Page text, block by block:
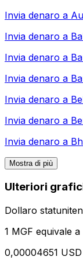
Invia denaro a
Invia denaro a
Invia denaro a
Invia denaro a
Invia denaro a
Invia denaro a
Invia denaro a
Mostra di più
Ulteriori
Dollaro
1 MGF equivale a
0,00004651 USD